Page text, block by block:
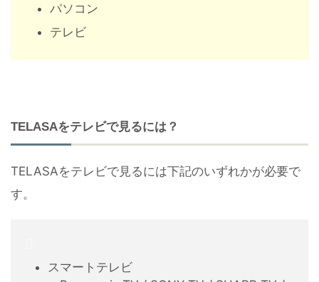
パソコン
テレビ
TELASAをテレビで見るには？
TELASAをテレビで見るには下記のいずれかが必要で
す。
スマートテレビ